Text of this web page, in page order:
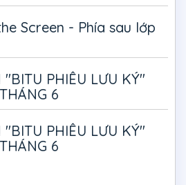
Screen - Phía sau lớp
PHIÊU LƯU KÝ"
6
PHIÊU LƯU KÝ"
6